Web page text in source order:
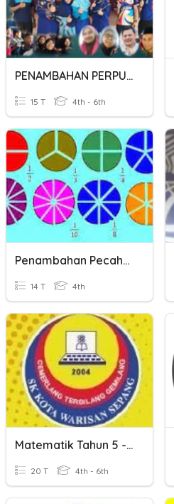
PENAMBAHAN PERPULUHAN
15 T 4th - 6th
Penambahan Pecahan
14 T 4th
Matematik Tahun 5 - Penambahan Jisim
20 T 4th - 6th